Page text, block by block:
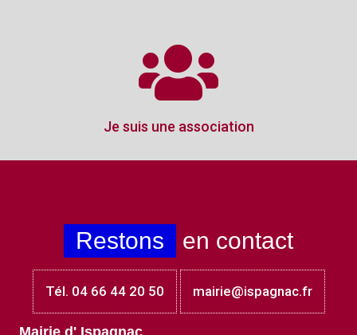
Je suis une association
Restons en contact
Tél. 04 66 44 20 50 mairie@ispagnac.fr
Mairie d' Ispagnac